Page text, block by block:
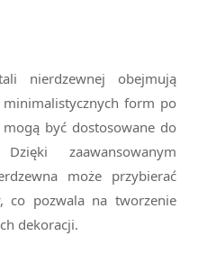
nierdzewnej obejmują
form po
być dostosowane do
zaawansowanym
może przybierać
co pozwala na tworzenie
dekoracji.